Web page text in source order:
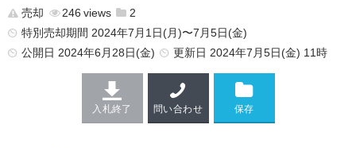
売却 246
2
特別売却期間 2024年7月1日(月)〜7月5日(金)
公開日 2024年6月28日(金) 更新日 2024年7月5日(金) 11時
入札終了 問い合わせ